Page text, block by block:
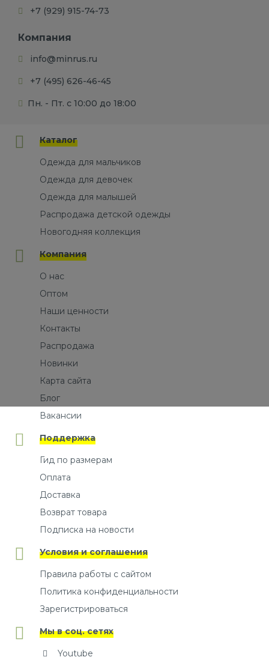
+7 (929) 915-74-73
Компания
info@minrus.ru
+7 (495) 626-46-45
Пн. - Пт. с 10:00 до 18:00
Каталог
Одежда для мальчиков
Одежда для девочек
Одежда для малышей
Распродажа детской одежды
Новогодняя коллекция
Компания
О нас
Оптом
Наши ценности
Контакты
Распродажа
Новинки
Карта сайта
Блог
Вакансии
Поддержка
Гид по размерам
Оплата
Доставка
Возврат товара
Подписка на новости
Условия и соглашения
Правила работы с сайтом
Политика конфиденциальности
Зарегистрироваться
Мы в соц. сетях
Youtube